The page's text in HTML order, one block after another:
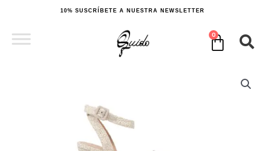
contenido
10% SUSCRÍBETE A NUESTRA NEWSLETTER
0
Cart